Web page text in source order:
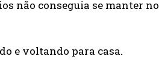
não conseguia se manter no
e voltando para casa.